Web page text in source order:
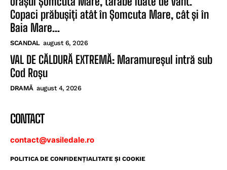
Copaci prăbușiți atât în Șomcuta Mare, cât și în
Baia Mare...
SCANDAL august 6, 2026
VAL DE CĂLDURĂ EXTREMĂ: Maramureșul intră sub
Cod Roșu
DRAMĂ august 4, 2026
CONTACT
contact@vasiledale.ro
POLITICA DE CONFIDENŢIALITATE ŞI COOKIE